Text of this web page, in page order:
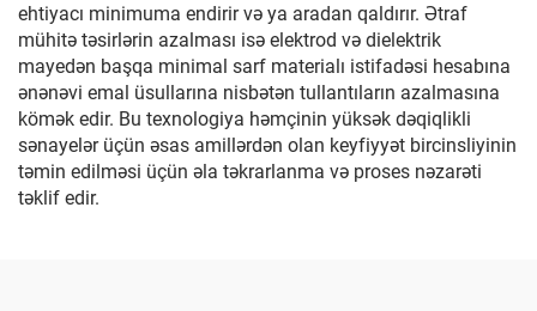
ehtiyacı minimuma endirir və ya aradan qaldırır. Ətraf
mühitə təsirlərin azalması isə elektrod və dielektrik
mayedən başqa minimal sarf materialı istifadəsi hesabına
ənənəvi emal üsullarına nisbətən tullantıların azalmasına
kömək edir. Bu texnologiya həmçinin yüksək dəqiqlikli
sənayelər üçün əsas amillərdən olan keyfiyyət bircinsliyinin
təmin edilməsi üçün əla təkrarlanma və proses nəzarəti
təklif edir.